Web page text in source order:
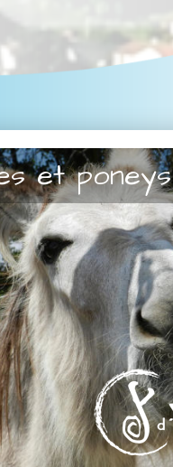
et poneys